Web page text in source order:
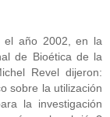
el año 2002, en la
de Bioética de la
Revel dijeron:
sobre la utilización
la investigación